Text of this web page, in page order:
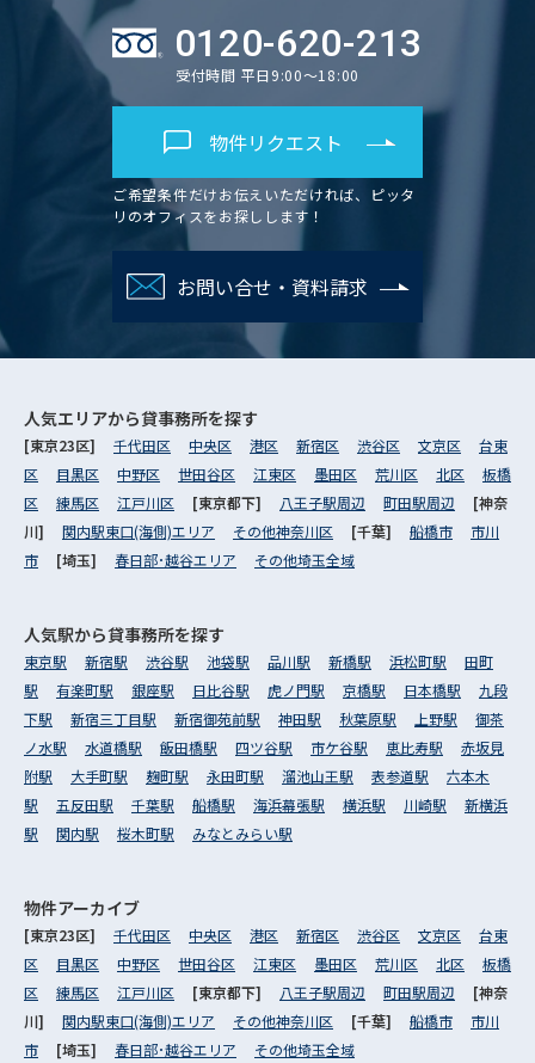
0120-620-213
受付時間 平日9:00～18:00
物件リクエスト
ご希望条件だけお伝えいただければ、ピッタ
リのオフィスをお探しします！
お問い合せ・資料請求
人気エリアから貸事務所を探す
[東京23区] 千代田区 中央区 港区 新宿区 渋谷区 文京区
台東
区
目黒区 中野区 世田谷区 江東区 墨田区 荒川区 北区
板橋
区
練馬区 江戸川区 [東京都下] 八王子駅周辺 町田駅周辺
[神奈
川] 関内駅東口(海側)エリア その他神奈川区 [千葉] 船橋市
市川
市
[埼玉] 春日部･越谷エリア その他埼玉全域
人気駅から貸事務所を探す
東京駅 新宿駅 渋谷駅 池袋駅 品川駅 新橋駅 浜松町駅
田町
駅
有楽町駅 銀座駅 日比谷駅 虎ノ門駅 京橋駅 日本橋駅
九段
下駅
新宿三丁目駅 新宿御苑前駅 神田駅 秋葉原駅 上野駅
御茶
ノ水駅
水道橋駅 飯田橋駅 四ツ谷駅 市ケ谷駅 恵比寿駅
赤坂見
附駅
大手町駅 麹町駅 永田町駅 溜池山王駅 表参道駅
六本木
駅
五反田駅 千葉駅 船橋駅 海浜幕張駅 横浜駅 川崎駅
新横浜
駅
関内駅 桜木町駅 みなとみらい駅
物件アーカイブ
[東京23区] 千代田区 中央区 港区 新宿区 渋谷区 文京区
台東
区
目黒区 中野区 世田谷区 江東区 墨田区 荒川区 北区
板橋
区
練馬区 江戸川区 [東京都下] 八王子駅周辺 町田駅周辺
[神奈
川] 関内駅東口(海側)エリア その他神奈川区 [千葉] 船橋市
市川
市
[埼玉] 春日部･越谷エリア その他埼玉全域